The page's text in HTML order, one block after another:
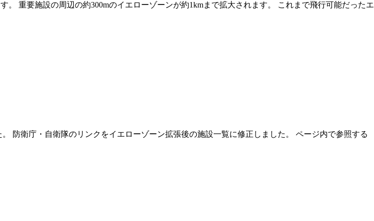
重要施設の周辺の約300mのイエローゾーンが約1kmまで拡大されます。 これまで飛行可能だったエ
防衛庁・自衛隊のリンクをイエローゾーン拡張後の施設一覧に修正しました。 ページ内で参照する